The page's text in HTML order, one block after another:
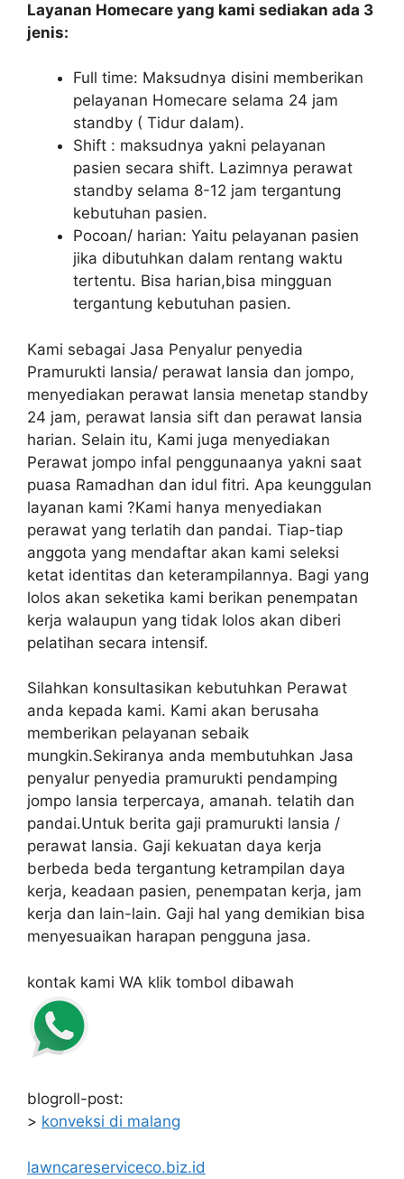
Layanan Homecare yang kami sediakan ada 3
jenis:
Full time: Maksudnya disini memberikan
pelayanan Homecare selama 24 jam
standby ( Tidur dalam).
Shift : maksudnya yakni pelayanan
pasien secara shift. Lazimnya perawat
standby selama 8-12 jam tergantung
kebutuhan pasien.
Pocoan/ harian: Yaitu pelayanan pasien
jika dibutuhkan dalam rentang waktu
tertentu. Bisa harian,bisa mingguan
tergantung kebutuhan pasien.
Kami sebagai Jasa Penyalur penyedia
Pramurukti lansia/ perawat lansia dan jompo,
menyediakan perawat lansia menetap standby
24 jam, perawat lansia sift dan perawat lansia
harian. Selain itu, Kami juga menyediakan
Perawat jompo infal penggunaanya yakni saat
puasa Ramadhan dan idul fitri. Apa keunggulan
layanan kami ?Kami hanya menyediakan
perawat yang terlatih dan pandai. Tiap-tiap
anggota yang mendaftar akan kami seleksi
ketat identitas dan keterampilannya. Bagi yang
lolos akan seketika kami berikan penempatan
kerja walaupun yang tidak lolos akan diberi
pelatihan secara intensif.
Silahkan konsultasikan kebutuhkan Perawat
anda kepada kami. Kami akan berusaha
memberikan pelayanan sebaik
mungkin.Sekiranya anda membutuhkan Jasa
penyalur penyedia pramurukti pendamping
jompo lansia terpercaya, amanah. telatih dan
pandai.Untuk berita gaji pramurukti lansia /
perawat lansia. Gaji kekuatan daya kerja
berbeda beda tergantung ketrampilan daya
kerja, keadaan pasien, penempatan kerja, jam
kerja dan lain-lain. Gaji hal yang demikian bisa
menyesuaikan harapan pengguna jasa.
kontak kami WA klik tombol dibawah
blogroll-post:
> konveksi di malang
lawncareserviceco.biz.id